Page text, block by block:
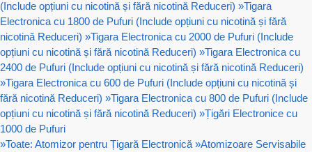
(Include opțiuni cu nicotină și fără nicotină Reduceri) »Tigara
Electronica cu 1800 de Pufuri (Include opțiuni cu nicotină și fără
nicotină Reduceri) »Tigara Electronica cu 2000 de Pufuri (Include
opțiuni cu nicotină și fără nicotină Reduceri) »Tigara Electronica cu
2400 de Pufuri (Include opțiuni cu nicotină și fără nicotină Reduceri)
»Tigara Electronica cu 600 de Pufuri (Include opțiuni cu nicotină și
fără nicotină Reduceri) »Tigara Electronica cu 800 de Pufuri (Include
opțiuni cu nicotină și fără nicotină Reduceri) »Țigări Electronice cu
1000 de Pufuri
»Toate: Atomizor pentru Țigară Electronică »Atomizoare Servisabile